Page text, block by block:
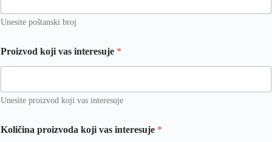
Unesite poštanski broj
Proizvod koji vas interesuje *
Unesite proizvod koji vas interesuje
Količina proizvoda koji vas interesuje *